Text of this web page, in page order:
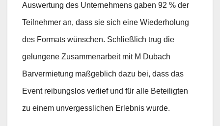
Auswertung des Unternehmens gaben 92 % der
Teilnehmer an, dass sie sich eine Wiederholung
des Formats wünschen. Schließlich trug die
gelungene Zusammenarbeit mit M Dubach
Barvermietung maßgeblich dazu bei, dass das
Event reibungslos verlief und für alle Beteiligten
zu einem unvergesslichen Erlebnis wurde.